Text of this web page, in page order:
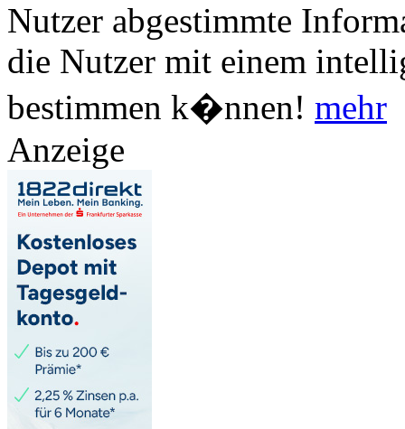
Nutzer abgestimmte
die Nutzer mit einem
bestimmen k�nnen! mehr
Anzeige